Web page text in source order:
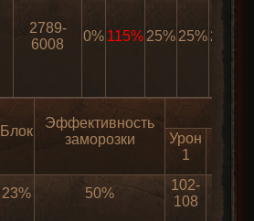
2789-
6008
0% 115% 25% 25% 25%
Блок
Эффективность
заморозки
Урон
1
23% 50%
102-
108